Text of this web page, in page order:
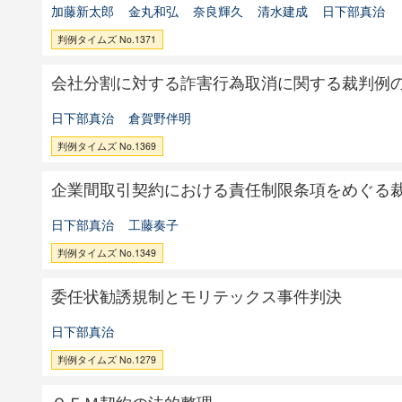
加藤新太郎
金丸和弘 奈良輝久 清水建成 日下部真治
判例タイムズ No.1371
会社分割に対する詐害行為取消に関する裁判例
日下部真治
倉賀野伴明
判例タイムズ No.1369
企業間取引契約における責任制限条項をめぐる
日下部真治
工藤奏子
判例タイムズ No.1349
委任状勧誘規制とモリテックス事件判決
日下部真治
判例タイムズ No.1279